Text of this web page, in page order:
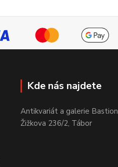
Kde nás najdete
Antikvariát a galerie Bastion
Žižkova 236/2, Tábor